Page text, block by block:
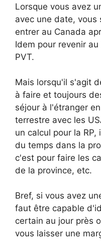
Lorsque vous avez
avec une date, vous
entrer au Canada
Idem pour revenir
PVT.
Mais lorsqu'il s'agit
à faire et toujours
séjour à l'étranger
terrestre avec les
un calcul pour la
du temps dans la
c'est pour faire les
de la province, etc.
Bref, si vous avez
faut être capable
certain au jour près
vous laisser une